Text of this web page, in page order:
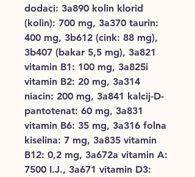
dodaci: 3a890 kolin klorid
(kolin): 700 mg, 3a370 taurin:
400 mg, 3b612 (cink: 88 mg),
3b407 (bakar 5,5 mg), 3a821
vitamin B1: 100 mg, 3a825i
vitamin B2: 20 mg, 3a314
niacin: 200 mg, 3a841 kalcij-D-
pantotenat: 60 mg, 3a831
vitamin B6: 35 mg, 3a316 folna
kiselina: 7 mg, 3a835 vitamin
B12: 0,2 mg, 3a672a vitamin A:
7500 I.J., 3a671 vitamin D3: